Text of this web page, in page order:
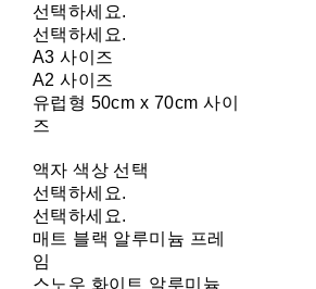
선택하세요.
선택하세요.
A3 사이즈
A2 사이즈
유럽형 50cm x 70cm 사이
즈
액자 색상 선택
선택하세요.
선택하세요.
매트 블랙 알루미늄 프레
임
스노우 화이트 알루미늄